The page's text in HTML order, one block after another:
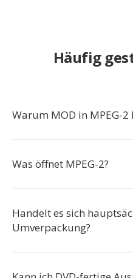
Häufig
Warum MOD in MPEG-2
Was öffnet MPEG-2?
Handelt es sich
Umverpackung?